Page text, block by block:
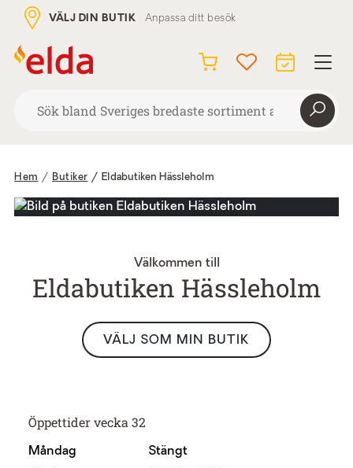
VÄLJ DIN BUTIK Anpassa ditt besök
Hem Butiker / Eldabutiken Hässleholm
Välkommen till
Eldabutiken Hässleholm
VÄLJ SOM MIN BUTIK
Öppettider vecka 32
Måndag
Stängt